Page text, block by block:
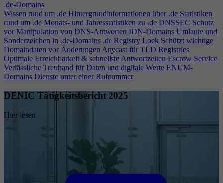
.de-Domains
Wissen rund um .de Hintergrundinformationen über .de Statistiken
rund um .de Monats- und Jahresstatistiken zu .de DNSSEC Schutz
vor Manipulation von DNS-Antworten IDN-Domains Umlaute und
Sonderzeichen in .de-Domains .de Registry Lock Schützt wichtige
Domaindaten vor ÄnderungenAnycast für TLD Registries
Optimale Erreichbarkeit & schnellste Antwortzeiten Escrow Service
Verlässliche Treuhand für Daten und digitale Werte ENUM-
Domains Dienste unter einer Rufnummer
DENIC Tätigkeitsbericht 2025
Hier lesen